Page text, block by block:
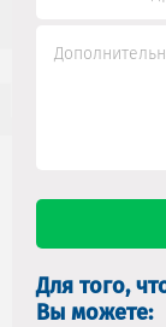
Для того,
Вы можете: